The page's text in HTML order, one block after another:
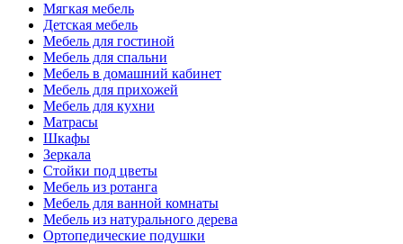
Мягкая мебель
Детская мебель
Мебель для гостиной
Мебель для спальни
Мебель в домашний кабинет
Мебель для прихожей
Мебель для кухни
Матрасы
Шкафы
Зеркала
Стойки под цветы
Мебель из ротанга
Мебель для ванной комнаты
Мебель из натурального дерева
Ортопедические подушки